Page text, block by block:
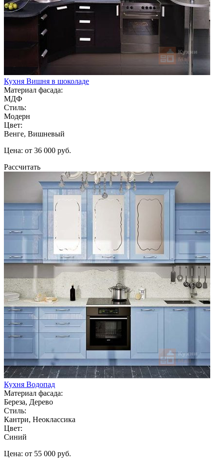
Кухня Вишня в шоколаде
Материал фасада:
МДФ
Стиль:
Модерн
Цвет:
Венге, Вишневый
Цена: от 36 000 руб.
Рассчитать
Кухня Водопад
Материал фасада:
Береза, Дерево
Стиль:
Кантри, Неоклассика
Цвет:
Синий
Цена: от 55 000 руб.